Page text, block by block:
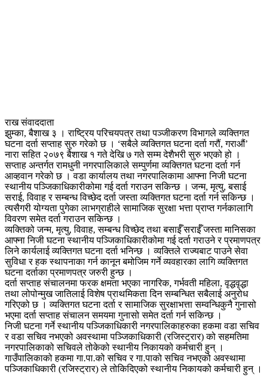
राख संवाददाता
झुम्का, बैशाख ३ । राष्ट्रिय परिचयपत्र तथा पञ्जीकरण विभागले व्यक्तिगत
घटना दर्ता सप्ताह सुरु गरेको छ । ‘सबैले व्यक्तिगत घटना दर्ता गरौं, गराऔं’
नारा सहित २०७९ बैशाख १ गते देखि ७ गते सम्म देशैभरी सुरु भएको हो ।
सप्ताह अन्तर्गत रामधुनी नगरपालिकाले सम्पुर्णमा व्यक्तिगत घटना दर्ता गर्न
आव्हवान गरेको छ । वडा कार्यालय तथा नगरपालिकामा आफ्ना निजी घटना
स्थानीय पञ्जिकाधिकारीकोमा गई दर्ता गराउन सकिन्छ । जन्म, मृत्यु, बसाई
सराई, विवाह र सम्बन्ध विच्छेद दर्ता जस्ता व्यक्तिगत घटना दर्ता गर्न सकिन्छ ।
त्यसैगरी योग्यता पुगेका लाभग्राहीले सामाजिक सुरक्षा भत्ता प्राप्त गर्नकालागि
विवरण समेत दर्ता गराउन सकिन्छ ।
व्यक्तिको जन्म, मृत्यु, विवाह, सम्बन्ध विच्छेद तथा बसाईँ सराईँ जस्ता मानिसका
आफ्ना निजी घटना स्थानीय पञ्जिकाधिकारीकोमा गई दर्ता गराउने र प्रमाणपत्र
लिने कार्यलाई व्यक्तिगत घटना दर्ता भनिन्छ । व्यक्तिले राज्यबाट पाउने सेवा
सुविधा र हक स्थापनाका गर्न कानून बमोजिम गर्ने व्यवहारका लागि व्यक्तिगत
घटना दर्ताका प्रमाणपत्र जरुरी हुन्छ ।
दर्ता सप्ताह संचालनमा फरक क्षमता भएका नागरिक, गर्भवती महिला, वृद्धवृद्धा
तथा लोपोन्मुख जातिलाई विशेष प्राथमिकता दिन सम्बन्धित सबैलाई अनुरोध
गरिएको छ । व्यक्तिगत घटना दर्ता र सामाजिक सुरक्षाभत्ता सम्वन्धिकुनै गुनासो
भएमा दर्ता सप्ताह संचालन समयमा गुनासो समेत दर्ता गर्न सकिन्छ ।
निजी घटना गर्ने स्थानीय पञ्जिकाधिकारी नगरपालिकाहरुका हकमा वडा सचिव
र वडा सचिव नभएको अवस्थामा पञ्जिकाधिकारी (रजिस्ट्रार) को सहमतिमा
नगरपालिकाको सचिवले तोकेको स्थानीय निकायको कर्मचारी हुन् ।
गाउँपालिकाको हकमा गा.पा.को सचिव र गा.पाको सचिव नभएको अवस्थामा
पञ्जिकाधिकारी (रजिस्ट्रार) ले तोकिदिएको स्थानीय निकायको कर्मचारी हुन् ।